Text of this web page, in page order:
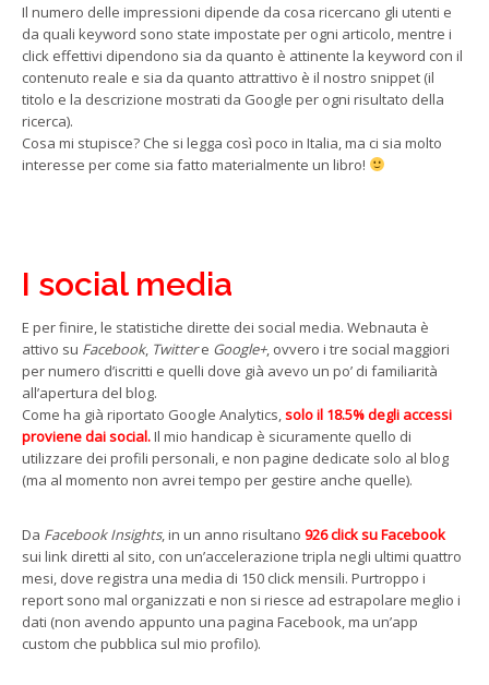
Il numero delle impressioni dipende da cosa ricercano gli utenti e
da quali keyword sono state impostate per ogni articolo, mentre i
click effettivi dipendono sia da quanto è attinente la keyword con il
contenuto reale e sia da quanto attrattivo è il nostro snippet (il
titolo e la descrizione mostrati da Google per ogni risultato della
ricerca).
Cosa mi stupisce? Che si legga così poco in Italia, ma ci sia molto
interesse per come sia fatto materialmente un libro!
I social media
E per finire, le statistiche dirette dei social media. Webnauta è
attivo su Facebook, Twittere Google+, ovvero i tre social maggiori
per numero d’iscritti e quelli dove già avevo un po’ di familiarità
all’apertura del blog.
Come ha già riportato Google Analytics,solo il 18.5% degli accessi
proviene dai social.Il mio handicap è sicuramente quello di
utilizzare dei profili personali, e non pagine dedicate solo al blog
(ma al momento non avrei tempo per gestire anche quelle).
Da Facebook Insights, in un anno risultano 926 click su Facebook
sui link diretti al sito, con un’accelerazione tripla negli ultimi quattro
mesi, dove registra una media di 150 click mensili. Purtroppo i
report sono mal organizzati e non si riesce ad estrapolare meglio i
dati (non avendo appunto una pagina Facebook, ma un’app
custom che pubblica sul mio profilo).